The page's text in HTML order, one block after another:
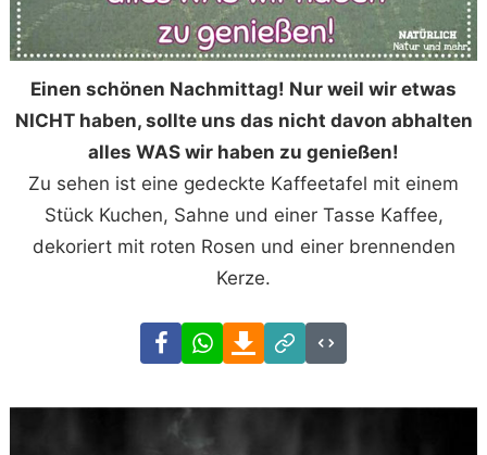
Einen schönen Nachmittag! Nur weil wir etwas
NICHT haben, sollte uns das nicht davon abhalten
alles WAS wir haben zu genießen!
Zu sehen ist eine gedeckte Kaffeetafel mit einem
Stück Kuchen, Sahne und einer Tasse Kaffee,
dekoriert mit roten Rosen und einer brennenden
Kerze.
FacebookWhatsAppDownload
Link
Code